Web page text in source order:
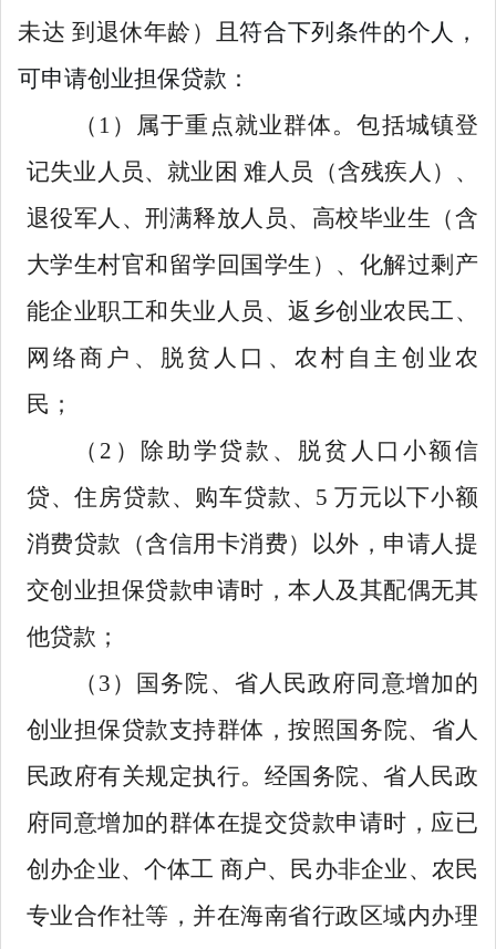
未达 到退休年龄）且符合下列条件的个人，
可申请创业担保贷款：
（ 1 ） 属于重点就业群体。包括城镇登
记失业人员、就业困 难人员（含残疾人）、
退役军人、刑满释放人员、高校毕业生（含
大学生村官和留学回国学生）、化解过剩产
能企业职工和失业人员、返乡创业农民工、
网络商户、脱贫人口、农村自主创业农
民 ；
（ 2 ） 除助学贷款、脱贫人口小额信
贷、住房贷款、购车贷款、5 万元以下小额
消费贷款（含信用卡消费）以外，申请人提
交创业担保贷款申请时，本人及其配偶无其
他贷款 ；
（ 3）
国务院、省人民政府同意增加的
创业担保贷款支持群体 ，按照国务院、省人
民政府有关规定执行。经国务院、省人民政
府同意增加的群体在提交贷款申请时，应已
创办企业、个体工 商户、民办非企业、农民
专业合作社等，并在海南省行政区域内办理